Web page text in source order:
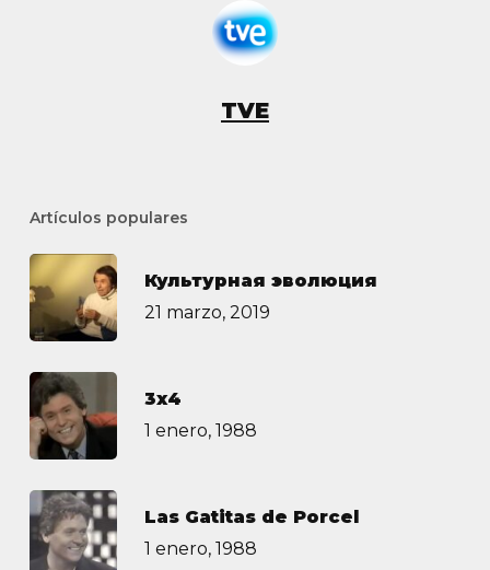
TVE
Artículos populares
Культурная эволюция
21 marzo, 2019
3х4
1 enero, 1988
Las Gatitas de Porcel
1 enero, 1988